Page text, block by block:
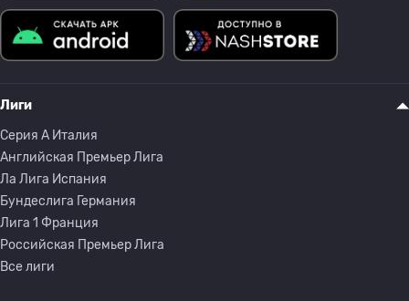
Лиги
Серия A Италия
Английская Премьер Лига
Ла Лига Испания
Бундеслига Германия
Лига 1 Франция
Российская Премьер Лига
Все лиги